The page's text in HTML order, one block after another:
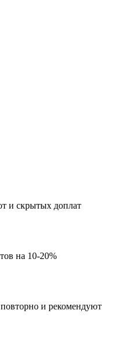
и скрытых доплат
на 10-20%
и рекомендуют